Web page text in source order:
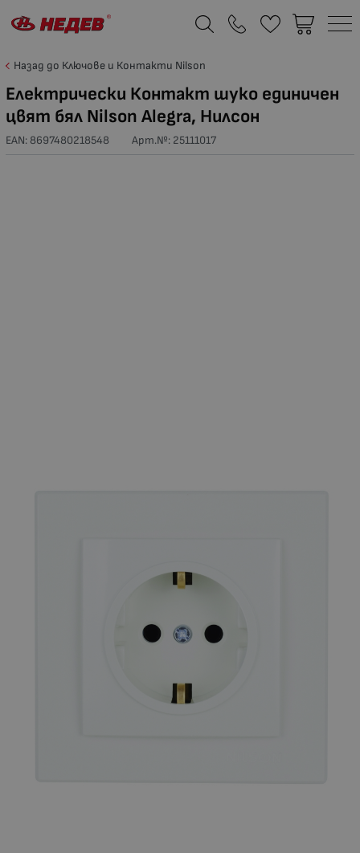
Назад до Ключове и Контакти Nilson
Електрически Контакт шуко единичен
цвят бял Nilson Alegra, Нилсон
EAN: 8697480218548 Арт.№: 25111017